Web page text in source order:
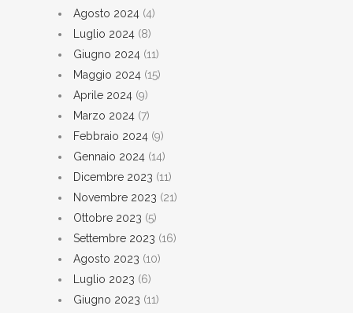
Agosto 2024 (4)
Luglio 2024 (8)
Giugno 2024 (11)
Maggio 2024 (15)
Aprile 2024 (9)
Marzo 2024 (7)
Febbraio 2024 (9)
Gennaio 2024 (14)
Dicembre 2023 (11)
Novembre 2023 (21)
Ottobre 2023 (5)
Settembre 2023 (16)
Agosto 2023 (10)
Luglio 2023 (6)
Giugno 2023 (11)